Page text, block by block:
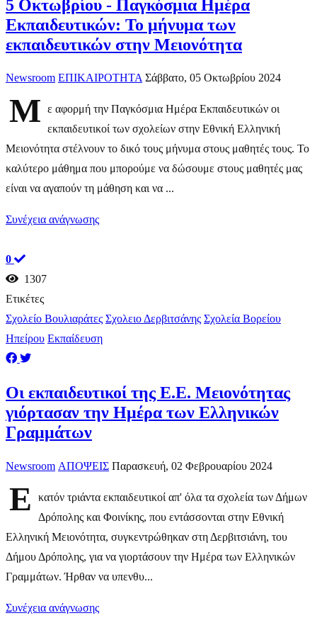
5 Οκτωβρίου - Παγκόσμια Ημέρα
Εκπαιδευτικών: Το μήνυμα των
εκπαιδευτικών στην Μειονότητα
Newsroom ΕΠΙΚΑΙΡΟΤΗΤΑ Σάββατο, 05 Οκτωβρίου 2024
Μ
ε αφορμή την Παγκόσμια Ημέρα Εκπαιδευτικών οι
εκπαιδευτικοί των σχολείων στην Εθνική Ελληνική
Μειονότητα στέλνουν το δικό τους μήνυμα στους μαθητές τους. Το
καλύτερο μάθημα που μπορούμε να δώσουμε στους μαθητές μας
είναι να αγαπούν τη μάθηση και να ...
Συνέχεια ανάγνωσης
0
1307
Ετικέτες
Σχολείο Βουλιαράτες Σχολειο Δερβιτσάνης Σχολεία Βορείου
Ηπείρου Εκπαίδευση
Οι εκπαιδευτικοί της Ε.Ε. Μειονότητας
γιόρτασαν την Ημέρα των Ελληνικών
Γραμμάτων
Newsroom ΑΠΟΨΕΙΣ Παρασκευή, 02 Φεβρουαρίου 2024
Ε
κατόν τριάντα εκπαιδευτικοί απ' όλα τα σχολεία των Δήμων
Δρόπολης και Φοινίκης, που εντάσσονται στην Εθνική
Ελληνική Μειονότητα, συγκεντρώθηκαν στη Δερβιτσιάνη, του
Δήμου Δρόπολης, για να γιορτάσουν την Ημέρα των Ελληνικών
Γραμμάτων. Ήρθαν να υπενθυ...
Συνέχεια ανάγνωσης